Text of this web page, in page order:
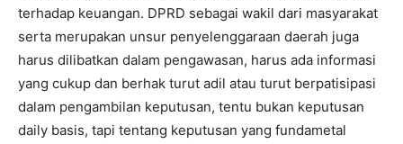
terhadap keuangan. DPRD sebagai wakil dari masyarakat
serta merupakan unsur penyelenggaraan daerah juga
harus dilibatkan dalam pengawasan, harus ada informasi
yang cukup dan berhak turut adil atau turut berpatisipasi
dalam pengambilan keputusan, tentu bukan keputusan
daily basis, tapi tentang keputusan yang fundametal